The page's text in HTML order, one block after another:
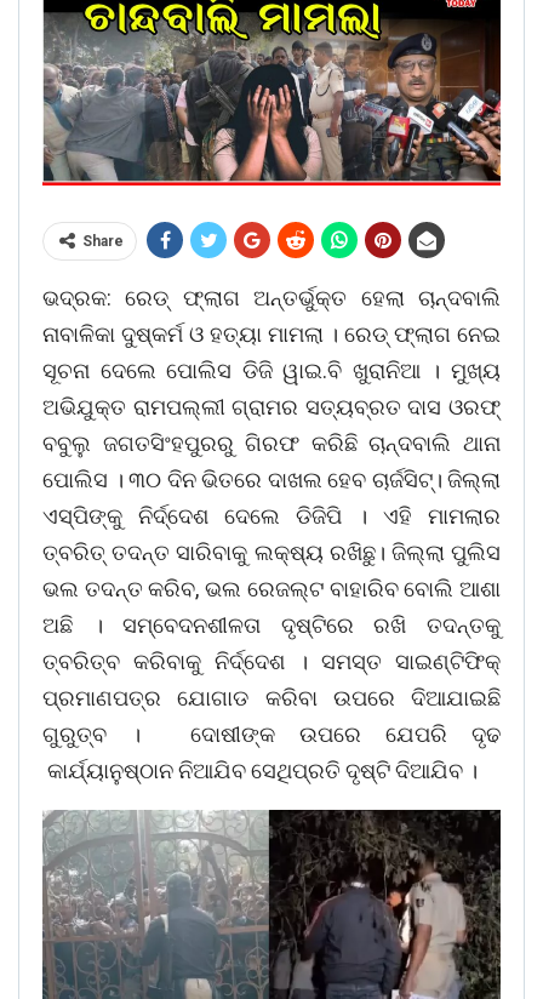
Share
ଭଦ୍ରକ: ରେଡ୍ ଫ୍ଲାଗ ଅନ୍ତର୍ଭୁକ୍ତ ହେଲା ଚାନ୍ଦବାଲି
ନାବାଳିକା ଦୁଷ୍କର୍ମ ଓ ହତ୍ୟା ମାମଲା । ରେଡ୍ ଫ୍ଲାଗ ନେଇ
ସୂଚନା ଦେଲେ ପୋଲିସ ଡିଜି ୱାଇ.ବି ଖୁରାନିଆ । ମୁଖ୍ୟ
ଅଭିଯୁକ୍ତ ରାମପଲ୍ଲୀ ଗ୍ରାମର ସତ୍ୟବ୍ରତ ଦାସ ଓରଫ୍
ବବୁଲୁ ଜଗତସିଂହପୁରରୁ ଗିରଫ କରିଛି ଚାନ୍ଦବାଲି ଥାନା
ପୋଲିସ । ୩୦ ଦିନ ଭିତରେ ଦାଖଲ ହେବ ଚାର୍ଜସିଟ୍। ଜିଲ୍ଲା
ଏସ୍‌ପିଙ୍କୁ ନିର୍ଦ୍ଦେଶ ଦେଲେ ଡିଜିପି । ଏହି ମାମଲାର
ତ୍ବରିତ୍ ତଦନ୍ତ ସାରିବାକୁ ଲକ୍ଷ୍ୟ ରଖିଛୁ। ଜିଲ୍ଲା ପୁଲିସ
ଭଲ ତଦନ୍ତ କରିବ, ଭଲ ରେଜଲ୍ଟ ବାହାରିବ ବୋଲି ଆଶା
ଅଛି । ସମ୍ବେଦନଶୀଳତା ଦୃଷ୍ଟିରେ ରଖି ତଦନ୍ତକୁ
ତ୍ବରିତ୍ବ କରିବାକୁ ନିର୍ଦ୍ଦେଶ । ସମସ୍ତ ସାଇଣ୍ଟିଫିକ୍
ପ୍ରମାଣପତ୍ର ଯୋଗାଡ କରିବା ଉପରେ ଦିଆଯାଇଛି
ଗୁରୁତ୍ବ । ଦୋଷୀଙ୍କ ଉପରେ ଯେପରି ଦୃଢ
କାର୍ଯ୍ୟାନୁଷ୍ଠାନ ନିଆଯିବ ସେଥିପ୍ରତି ଦୃଷ୍ଟି ଦିଆଯିବ ।